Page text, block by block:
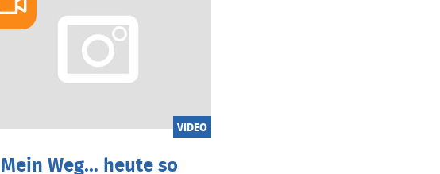
VIDEO
Mein Weg... heute so